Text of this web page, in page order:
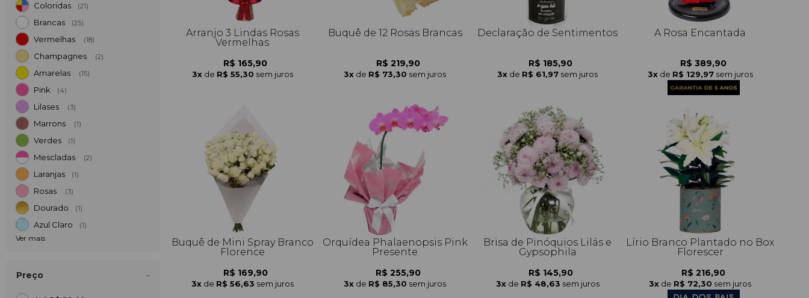
Coloridas (21)
Brancas (25)
Vermelhas (18)
Champagnes (2)
Amarelas (15)
Pink (4)
Lilases (3)
Marrons (1)
Verdes (1)
Mescladas (2)
Laranjas (1)
Rosas (3)
Dourado (1)
Azul Claro (1)
Ver mais
Preço
Arranjo 3 Lindas Rosas
Vermelhas
R$ 165,90
3x de R$ 55,30 sem juros
Buquê de 12 Rosas Brancas
R$ 219,90
3x de R$ 73,30 sem juros
Declaração de Sentimentos
R$ 185,90
3x de R$ 61,97 sem juros
A Rosa Encantada
R$ 389,90
3x de R$ 129,97 sem juros
Buquê de Mini Spray Branco
Florence
R$ 169,90
3x de R$ 56,63 sem juros
Orquídea Phalaenopsis Pink
Presente
R$ 255,90
3x de R$ 85,30 sem juros
Brisa de Pinóquios Lilás e
Gypsophila
R$ 145,90
3x de R$ 48,63 sem juros
Lírio Branco Plantado no Box
Florescer
R$ 216,90
3x de R$ 72,30 sem juros